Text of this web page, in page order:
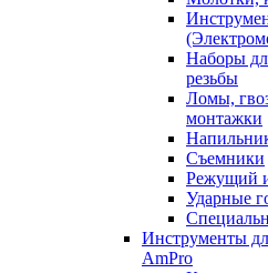
Наборы
резьбы
Ломы,
монтажки
Съемники
Режущий
Ударные
Инструменты
AmPro